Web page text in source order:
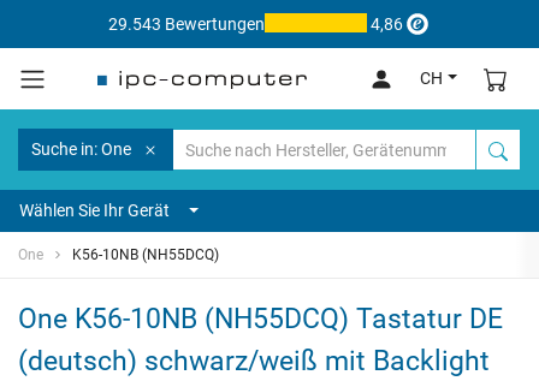
29.543 Bewertungen 4,86
CH
Suche in: One
Wählen Sie Ihr Gerät
One K56-10NB (NH55DCQ)
One K56-10NB (NH55DCQ) Tastatur DE
(deutsch) schwarz/weiß mit Backlight